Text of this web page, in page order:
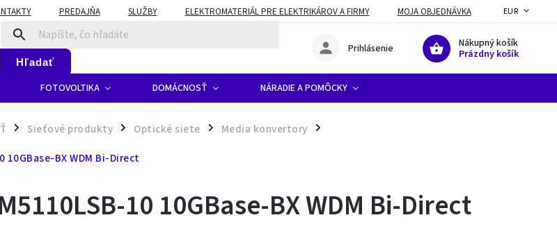
PREDAJŇA SLUŽBY ELEKTROMATERIÁL PRE ELEKTRIKÁROV A FIRMY MOJA OBJEDNÁVKA EUR
Hľadať
Nákupný košík
Prázdny košík
Prihlásenie
FOTOVOLTIKA DOMÁCNOSŤ NÁRADIE A POMÔCKY
/ Sieťové produkty / Optické siete / Media konvertory /
10GBase-BX WDM Bi-Direct
10 10GBase-BX WDM Bi-Direct